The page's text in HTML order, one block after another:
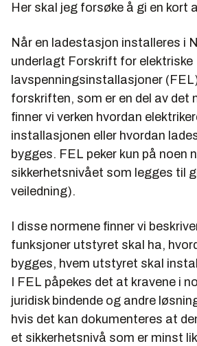
Her skal jeg forsøke å gi en kort
Når en ladestasjon installeres i
underlagt Forskrift for elektriske
lavspenningsinstallasjoner
forskriften, som er en del av det
finner vi verken hvordan
installasjonen eller hvordan
bygges. FEL peker kun på noen
sikkerhetsnivået som legges til
veiledning).
I disse normene finner vi
funksjoner utstyret skal ha,
bygges, hvem utstyret skal
I FEL påpekes det at kravene i
juridisk bindende og andre
hvis det kan dokumenteres at
et sikkerhetsnivå som er minst